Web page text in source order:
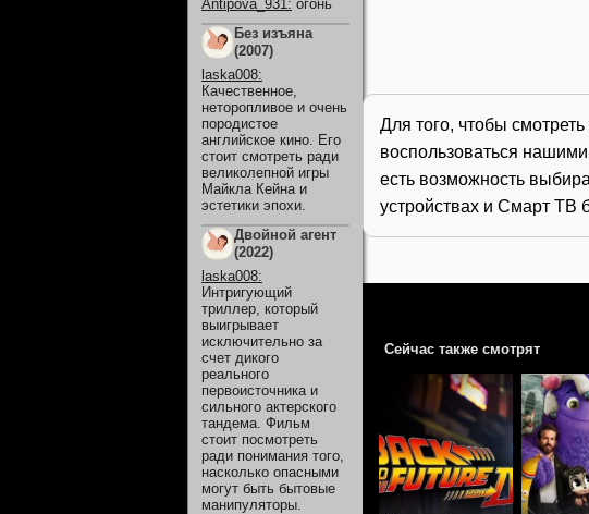
Для того, чтобы
воспользоваться
есть возможность
устройствах и Смарт ТВ
Сейчас также смотрят
Antipova_931: огонь
Без изъяна
(2007)
laska008:
Качественное,
неторопливое и очень
породистое
английское кино. Его
стоит смотреть ради
великолепной игры
Майкла Кейна и
эстетики эпохи.
Двойной агент
(2022)
laska008:
Интригующий
триллер, который
выигрывает
исключительно за
счет дикого
реального
первоисточника и
сильного актерского
тандема. Фильм
стоит посмотреть
ради понимания того,
насколько опасными
могут быть бытовые
манипуляторы.